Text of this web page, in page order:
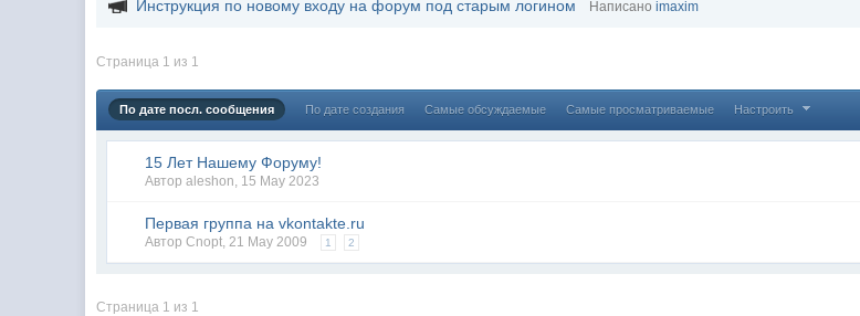
Инструкция по новому входу на форум под старым логином Написаноimaxim
Страница 1 из 1
По дате посл. сообщения По дате создания Самые обсуждаемые Самые просматриваемые Настроить
15 Лет Нашему Форуму!
Авторaleshon, 15 May 2023
Первая группа на vkontakte.ru
АвторCnopt,21 May 2009 1 2
Страница 1 из 1